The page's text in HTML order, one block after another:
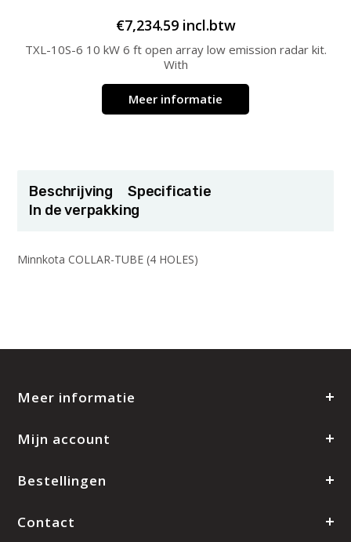
€7,234.59 incl.btw
TXL-10S-6 10 kW 6 ft open array low emission radar kit.
With
Meer informatie
Beschrijving
Specificatie
In de verpakking
Minnkota COLLAR-TUBE (4 HOLES)
Meer informatie
Mijn account
Bestellingen
Contact